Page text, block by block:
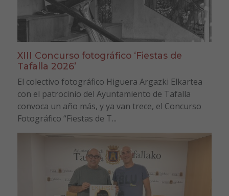
XIII Concurso fotográfico ‘Fiestas de
Tafalla 2026’
El colectivo fotográfico Higuera Argazki Elkartea
con el patrocinio del Ayuntamiento de Tafalla
convoca un año más, y ya van trece, el Concurso
Fotográfico “Fiestas de T...